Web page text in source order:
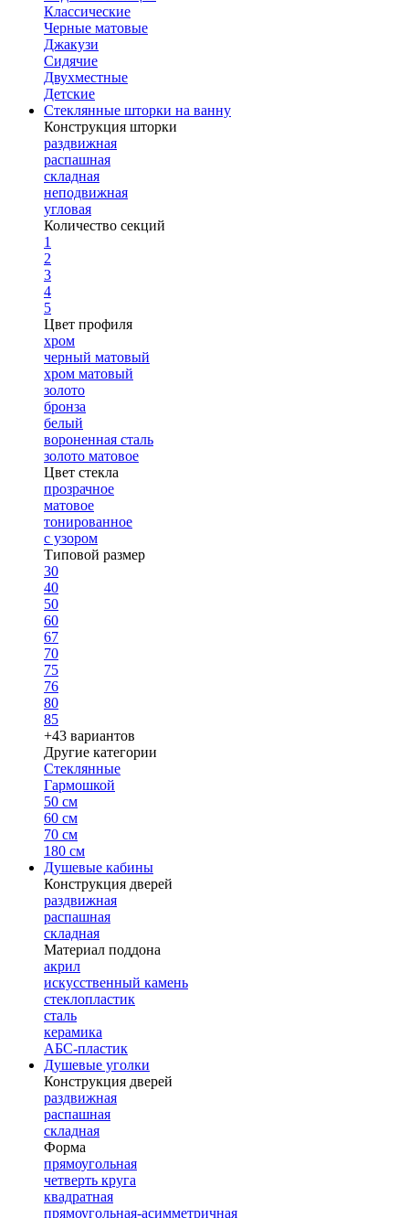
Классические
Черные матовые
Джакузи
Сидячие
Двухместные
Детские
Стеклянные шторки на ванну
Конструкция шторки
раздвижная
распашная
складная
неподвижная
угловая
Количество секций
1
2
3
4
5
Цвет профиля
хром
черный матовый
хром матовый
золото
бронза
белый
вороненная сталь
золото матовое
Цвет стекла
прозрачное
матовое
тонированное
с узором
Типовой размер
30
40
50
60
67
70
75
76
80
85
+43 вариантов
Другие категории
Стеклянные
Гармошкой
50 см
60 см
70 см
180 см
Душевые кабины
Конструкция дверей
раздвижная
распашная
складная
Материал поддона
акрил
искусственный камень
стеклопластик
сталь
керамика
АБС-пластик
Душевые уголки
Конструкция дверей
раздвижная
распашная
складная
Форма
прямоугольная
четверть круга
квадратная
прямоугольная-асимметричная